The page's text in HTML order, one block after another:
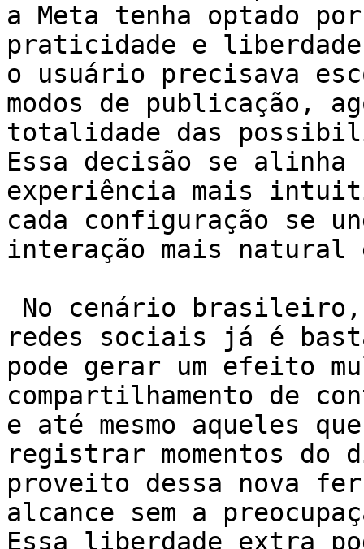
a Meta tenha optado por
praticidade e
o usuário precisava
modos de publicação,
totalidade das
Essa decisão se alinha
experiência mais
cada configuração se
interação mais natural
redes sociais já é
pode gerar um efeito
compartilhamento de
e até mesmo aqueles
registrar momentos do
proveito dessa nova
alcance sem a
Essa liberdade extra